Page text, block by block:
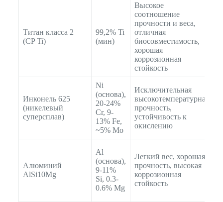
Титан класса 2
(CP Ti)
99,2% Ti
(мин)
Высокое
соотношение
прочности и веса,
отличная
биосовместимость,
хорошая
коррозионная
стойкость
Инконель 625
(никелевый
суперсплав)
Ni
(основа),
20-24%
Cr, 9-
13% Fe,
~5% Mo
Исключительная
высокотемпературная
прочность,
устойчивость к
окислению
Алюминий
AlSi10Mg
Al
(основа),
9-11%
Si, 0.3-
0.6% Mg
Легкий вес, хорошая
прочность, высокая
коррозионная
стойкость